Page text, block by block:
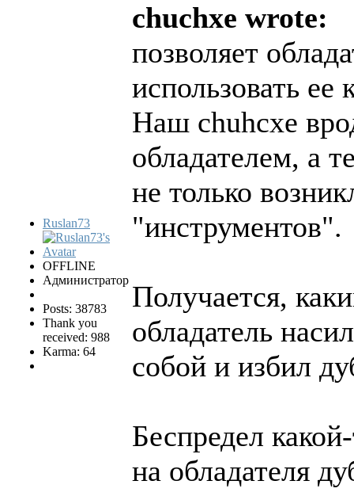
Ruslan73
OFFLINE
Администратор
Posts: 38783
Thank you
received: 988
Karma: 64
chuchxe wrote:
позволяет
использовать ее
Наш chuhcxe
обладателем, а
не только
"инструментов".
Получается,
обладатель
собой и избил
Беспредел
на обладателя